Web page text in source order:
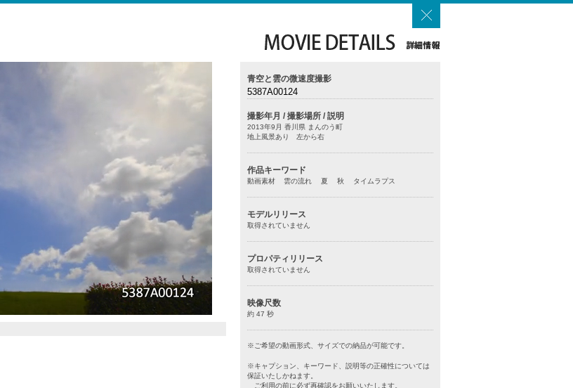
青空と雲の微速度撮影
5387A00124
撮影年月 / 撮影場所 / 説明
2013年9月 香川県 まんのう町
地上風景あり 左から右
作品キーワード
動画素材 雲の流れ 夏 秋 タイムラプス
モデルリリース
取得されていません
プロパティリリース
取得されていません
映像尺数
約 47 秒
※ご希望の動画形式、サイズでの納品が可能です。
※キャプション、キーワード、説明等の正確性については
保証いたしかねます。
ご利用の前に必ず再確認をお願いいたします。